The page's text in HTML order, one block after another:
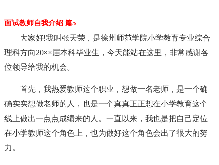
面试教师自我介绍 篇5
大家好!我叫张天荣，是徐州师范学院小学教育专业综合
理科方向20××届本科毕业生，今天能站在这里，非常感谢各
位领导给我的机会。
首先，我热爱教师这个职业，想做一名老师，是一个确
确实实想做老师的人，也是一个真真正正想在小学教育这个
线上做出一点点成绩来的人。一直以来，我也是把自己定位
在小学教师这个角色上，也为做好这个角色会出了很大的努
力。